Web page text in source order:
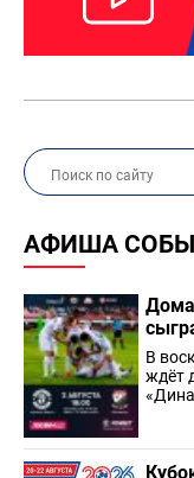
АФИША
В
ждёт